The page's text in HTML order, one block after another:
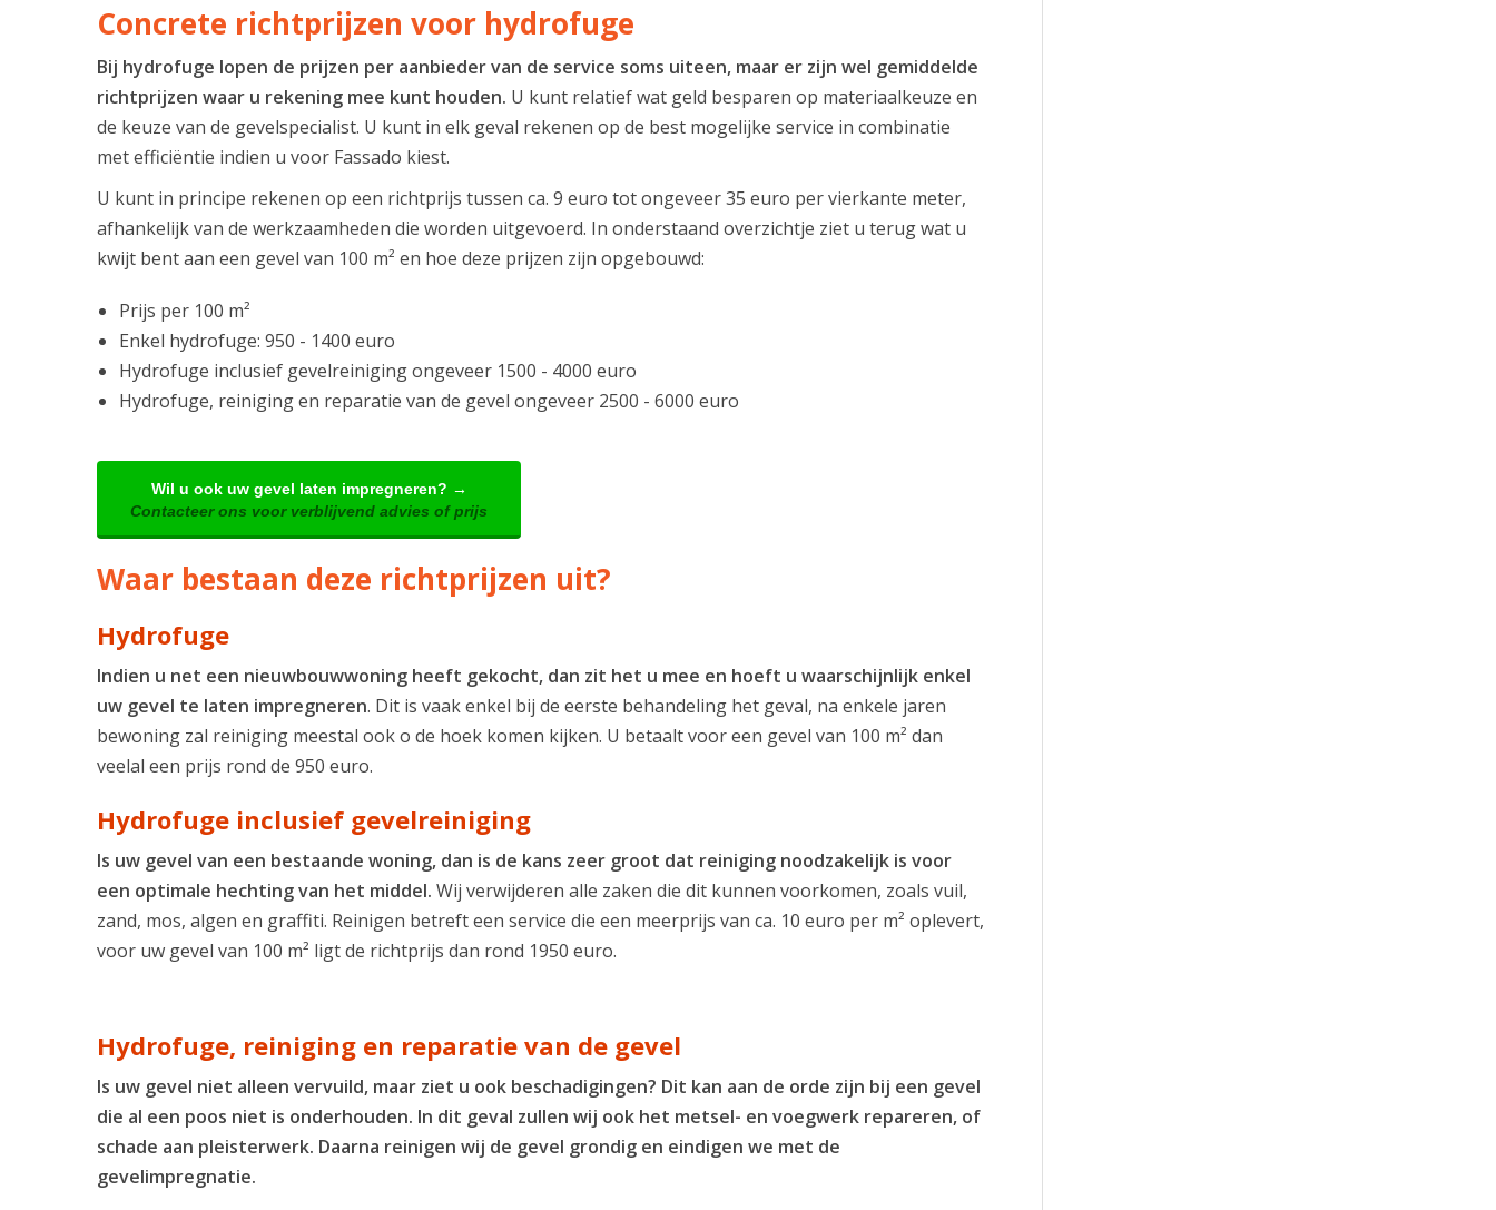
Concrete richtprijzen voor hydrofuge
Bij hydrofuge lopen de prijzen per aanbieder van de service soms uiteen, maar er zijn wel gemiddelde
richtprijzen waar u rekening mee kunt houden. U kunt relatief wat geld besparen op materiaalkeuze en
de keuze van de gevelspecialist. U kunt in elk geval rekenen op de best mogelijke service in combinatie
met efficiëntie indien u voor Fassado kiest.
U kunt in principe rekenen op een richtprijs tussen ca. 9 euro tot ongeveer 35 euro per vierkante meter,
afhankelijk van de werkzaamheden die worden uitgevoerd. In onderstaand overzichtje ziet u terug wat u
kwijt bent aan een gevel van 100 m² en hoe deze prijzen zijn opgebouwd:
Prijs per 100 m²
Enkel hydrofuge: 950 - 1400 euro
Hydrofuge inclusief gevelreiniging ongeveer 1500 - 4000 euro
Hydrofuge, reiniging en reparatie van de gevel ongeveer 2500 - 6000 euro
Wil u ook uw gevel laten impregneren? →
Contacteer ons voor verblijvend advies of prijs
Waar bestaan deze richtprijzen uit?
Hydrofuge
Indien u net een nieuwbouwwoning heeft gekocht, dan zit het u mee en hoeft u waarschijnlijk enkel
uw gevel te laten impregneren. Dit is vaak enkel bij de eerste behandeling het geval, na enkele jaren
bewoning zal reiniging meestal ook o de hoek komen kijken. U betaalt voor een gevel van 100 m² dan
veelal een prijs rond de 950 euro.
Hydrofuge inclusief gevelreiniging
Is uw gevel van een bestaande woning, dan is de kans zeer groot dat reiniging noodzakelijk is voor
een optimale hechting van het middel. Wij verwijderen alle zaken die dit kunnen voorkomen, zoals vuil,
zand, mos, algen en graffiti. Reinigen betreft een service die een meerprijs van ca. 10 euro per m² oplevert,
voor uw gevel van 100 m² ligt de richtprijs dan rond 1950 euro.
Hydrofuge, reiniging en reparatie van de gevel
Is uw gevel niet alleen vervuild, maar ziet u ook beschadigingen? Dit kan aan de orde zijn bij een gevel
die al een poos niet is onderhouden. In dit geval zullen wij ook het metsel- en voegwerk repareren, of
schade aan pleisterwerk. Daarna reinigen wij de gevel grondig en eindigen we met de
gevelimpregnatie.